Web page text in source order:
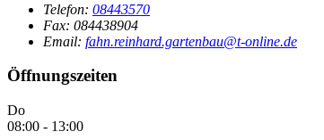
Telefon: 08443570
Fax: 084438904
Email: fahn.reinhard.gartenbau@t-online.de
Öffnungszeiten
Do
08:00 - 13:00